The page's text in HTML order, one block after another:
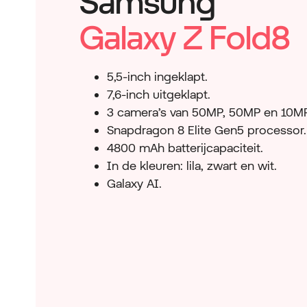
Galaxy Z Fold8
5,5-inch ingeklapt.
7,6-inch uitgeklapt.
3 camera’s van 50MP, 50MP en
Snapdragon 8 Elite Gen5 processor.
4800 mAh batterijcapaciteit.
In de kleuren: lila, zwart en wit.
Galaxy AI.